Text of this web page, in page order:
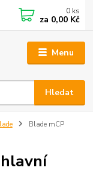
Menu
Hledat
0 ks
za 0,00 Kč
Blade mCP
hlavní